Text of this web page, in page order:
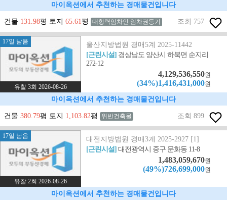
마이옥션에서 추천하는 경매물건입니다
건물 131.98평 토지 65.61평 대항력임차인 임차권등기 조회 757
17일 남음
유찰 3회 2026-08-26
울산지방법원 경매5계 2025-11442
[근린시설] 경상남도 양산시 하북면 순지리
272-12
4,129,536,550원
(34%)1,416,431,000원
마이옥션에서 추천하는 경매물건입니다
건물 380.79평 토지 1,103.82평 위반건축물 조회 899
17일 남음
유찰 2회 2026-08-26
대전지방법원 경매3계 2025-2927 [1]
[근린시설]대전광역시 중구 문화동 11-8
1,483,059,670원
(49%)726,699,000원
마이옥션에서 추천하는 경매물건입니다